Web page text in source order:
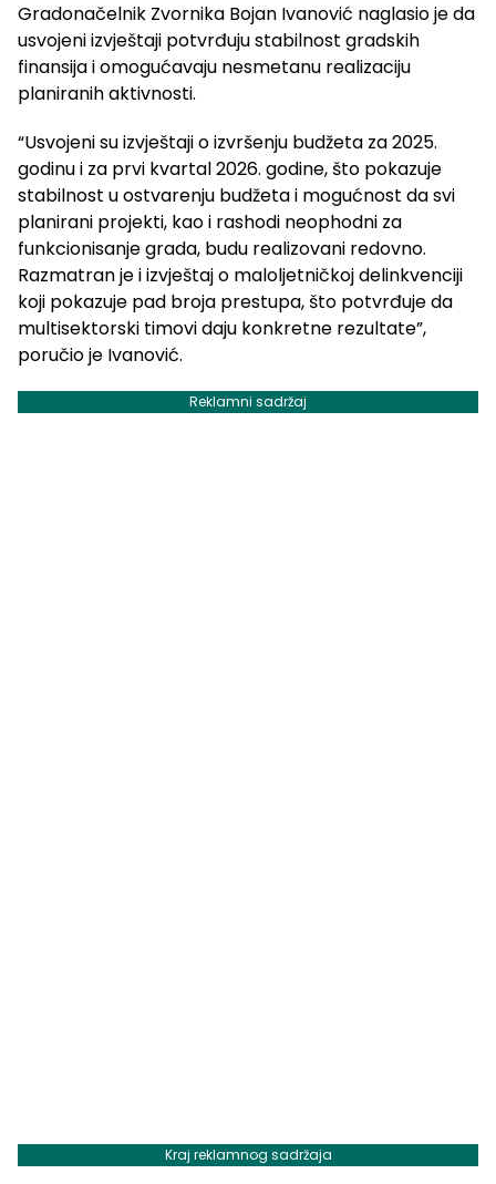
Gradonačelnik Zvornika Bojan Ivanović naglasio je da
usvojeni izvještaji potvrđuju stabilnost gradskih
finansija i omogućavaju nesmetanu realizaciju
planiranih aktivnosti.
“Usvojeni su izvještaji o izvršenju budžeta za 2025.
godinu i za prvi kvartal 2026. godine, što pokazuje
stabilnost u ostvarenju budžeta i mogućnost da svi
planirani projekti, kao i rashodi neophodni za
funkcionisanje grada, budu realizovani redovno.
Razmatran je i izvještaj o maloljetničkoj delinkvenciji
koji pokazuje pad broja prestupa, što potvrđuje da
multisektorski timovi daju konkretne rezultate”,
poručio je Ivanović.
Reklamni sadržaj
Kraj reklamnog sadržaja